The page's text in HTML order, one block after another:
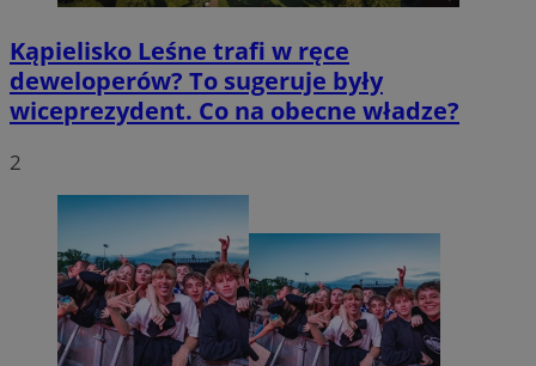
Kąpielisko Leśne trafi w ręce
deweloperów? To sugeruje były
wiceprezydent. Co na obecne władze?
2